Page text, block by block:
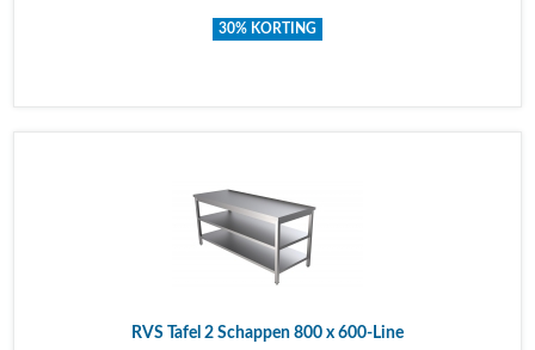
30% KORTING
RVS Tafel 2 Schappen 800 x 600-Line